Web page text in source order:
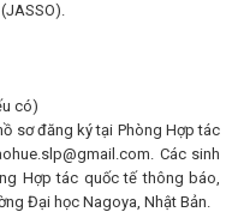
có)
đăng ký tại Phòng Hợp tác
Các sinh
Hợp tác quốc tế thông báo,
Đại học Nagoya, Nhật Bản.